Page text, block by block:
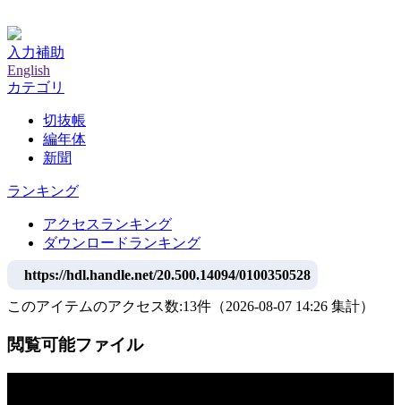
入力補助
English
カテゴリ
切抜帳
編年体
新聞
ランキング
アクセスランキング
ダウンロードランキング
https://hdl.handle.net/20.500.14094/0100350528
このアイテムのアクセス数:13件 （2026-08-07 14:26 集計）
閲覧可能ファイル